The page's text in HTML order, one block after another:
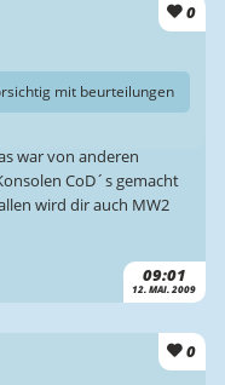
0
09:01
12. MAI. 2009
mit beurteilungen
war von anderen
CoD´s gemacht
wird dir auch MW2
0